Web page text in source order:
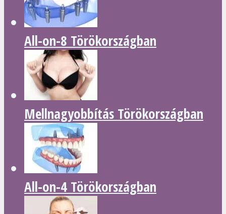
All-on-8 Törökországban
Mellnagyobbítás Törökországban
All-on-4 Törökországban